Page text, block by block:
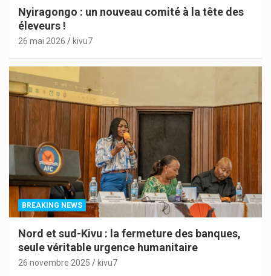
Nyiragongo : un nouveau comité à la tête des
éleveurs !
26 mai 2026 kivu7
BREAKING NEWS
Nord et sud-Kivu : la fermeture des banques,
seule véritable urgence humanitaire
26 novembre 2025 kivu7